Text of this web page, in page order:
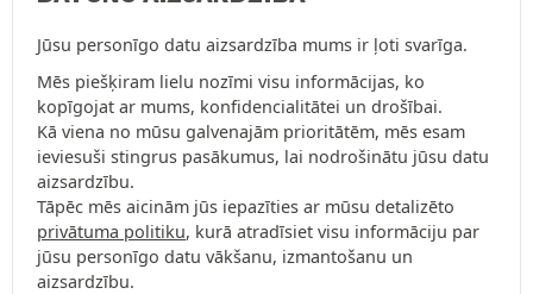
Jūsu personīgo datu aizsardzība mums ir ļoti svarīga.
Mēs piešķiram lielu nozīmi visu informācijas, ko
kopīgojat ar mums, konfidencialitātei un drošībai.
Kā viena no mūsu galvenajām prioritātēm, mēs esam
ieviesuši stingrus pasākumus, lai nodrošinātu jūsu datu
aizsardzību.
Tāpēc mēs aicinām jūs iepazīties ar mūsu detalizēto
privātuma politiku, kurā atradīsiet visu informāciju par
jūsu personīgo datu vākšanu, izmantošanu un
aizsardzību.